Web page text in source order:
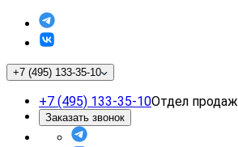
+7 (495) 133-35-10
+7 (495) 133-35-10Отдел продаж
Заказать звонок